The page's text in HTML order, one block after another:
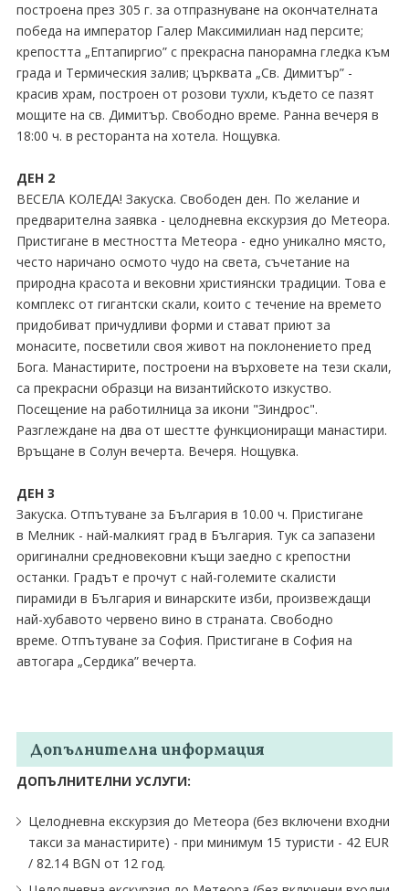
построена през 305 г. за отпразнуване на окончателната
победа на император Галер Максимилиан над персите;
крепостта „Ептапиргио” с прекрасна панорамна гледка към
града и Термическия залив; църквата „Св. Димитър” -
красив храм, построен от розови тухли, където се пазят
мощите на св. Димитър. Свободно време. Ранна вечеря в
18:00 ч. в ресторанта на хотела. Нощувка.
ДЕН 2
ВЕСЕЛА КОЛЕДА! Закуска. Свободен ден. По желание и
предварителна заявка - целодневна екскурзия до Метеора.
Пристигане в местността Метеора - едно уникално място,
често наричано осмото чудо на света, съчетание на
природна красота и вековни християнски традиции. Това е
комплекс от гигантски скали, които с течение на времето
придобиват причудливи форми и стават приют за
монасите, посветили своя живот на поклонението пред
Бога. Манастирите, построени на върховете на тези скали,
са прекрасни образци на византийското изкуство.
Посещение на работилница за икони "Зиндрос".
Разглеждане на два от шестте функциониращи манастири.
Връщане в Солун вечерта. Вечеря. Нощувка.
ДЕН 3
Закуска. Отпътуване за България в 10.00 ч. Пристигане
в Мелник - най-малкият град в България. Тук са запазени
оригинални средновековни къщи заедно с крепостни
останки. Градът е прочут с най-големите скалисти
пирамиди в България и винарските изби, произвеждащи
най-хубавото червено вино в страната. Свободно
време. Отпътуване за София. Пристигане в София на
автогара „Сердика” вечерта.
Допълнителна информация
ДОПЪЛНИТЕЛНИ УСЛУГИ:
Целодневна екскурзия до Метеора (без включени входни
такси за манастирите) - при минимум 15 туристи - 42 EUR
∕ 82.14 BGN от 12 год.